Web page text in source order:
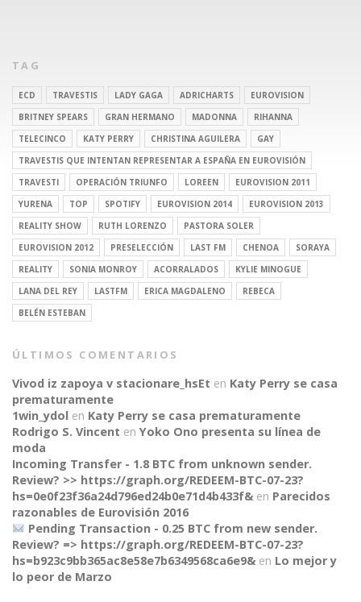
CONNECT
TAG
ECD TRAVESTIS LADY GAGA ADRICHARTS
EUROVISION
BRITNEY SPEARS
GRAN HERMANO MADONNA
RIHANNA
TELECINCO
KATY PERRY CHRISTINA AGUILERA
GAY
TRAVESTIS QUE INTENTAN REPRESENTAR A ESPAÑA EN EUROVISIÓN
TRAVESTI
OPERACIÓN TRIUNFO LOREEN
EUROVISION 2011
YURENA
TOP SPOTIFY EUROVISION 2014
EUROVISION 2013
REALITY SHOW
RUTH LORENZO
PASTORA SOLER
EUROVISION 2012
PRESELECCIÓN LAST FM CHENOA
SORAYA
REALITY
SONIA MONROY ACORRALADOS
KYLIE MINOGUE
LANA DEL REY
LASTFM ERICA MAGDALENO
REBECA
BELÉN ESTEBAN
ÚLTIMOS COMENTARIOS
Vivod iz zapoya v stacionare_hsEt en Katy Perry se casa
prematuramente
1win_ydol en Katy Perry se casa prematuramente
Rodrigo S. Vincent en Yoko Ono presenta su línea de
moda
Incoming Transfer - 1.8 BTC from unknown sender.
Review? >> https://graph.org/REDEEM-BTC-07-23?
hs=0e0f23f36a24d796ed24b0e71d4b433f& en Parecidos
razonables de Eurovisión 2016
Pending Transaction - 0.25 BTC from new sender.
Review? => https://graph.org/REDEEM-BTC-07-23?
hs=b923c9bb365ac8e58e7b6349568ca6e9& en Lo mejor y
lo peor de Marzo